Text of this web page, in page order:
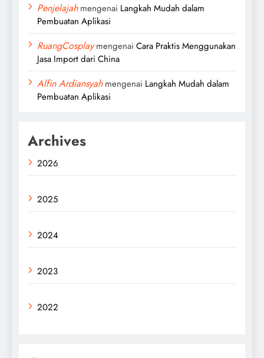
Penjelajahmengenai Langkah Mudah dalam
Pembuatan Aplikasi
RuangCosplaymengenai Cara Praktis Menggunakan
Jasa Import dari China
Alfin Ardiansyahmengenai Langkah Mudah dalam
Pembuatan Aplikasi
Archives
2026
2025
2024
2023
2022